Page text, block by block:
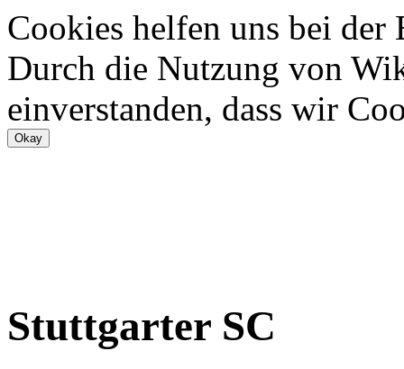
Cookies helfen uns bei
Durch die Nutzung von
einverstanden, dass wir
Stuttgarter SC